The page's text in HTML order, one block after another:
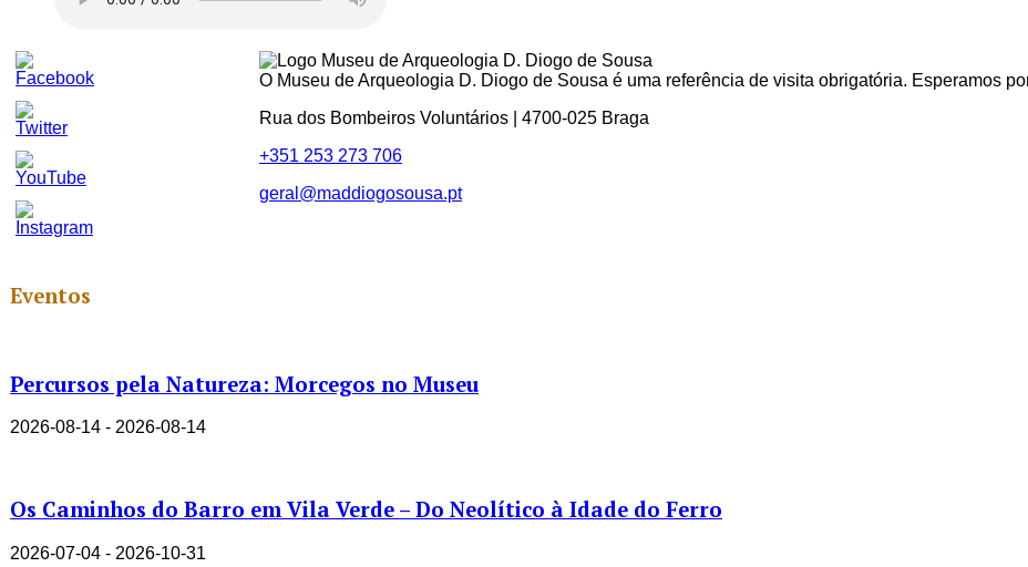
Set
Youtube
Channel
O Museu de Arqueologia D. Diogo de Sousa é uma referência de visita obrigatória. Esperamos
Rua dos Bombeiros Voluntários | 4700-025 Braga
+351 253 273 706
geral@maddiogosousa.pt
Eventos
Percursos pela Natureza: Morcegos no Museu
2026-08-14 - 2026-08-14
Os Caminhos do Barro em Vila Verde – Do Neolítico à Idade do Ferro
2026-07-04 - 2026-10-31